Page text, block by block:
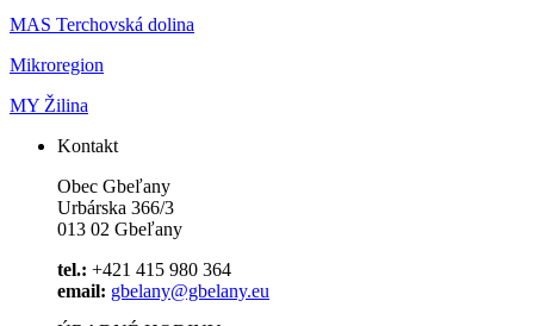
MAS Terchovská dolina
Mikroregion
MY Žilina
Kontakt
Obec Gbeľany
Urbárska 366/3
013 02 Gbeľany
tel.: +421 415 980 364
email: gbelany@gbelany.eu